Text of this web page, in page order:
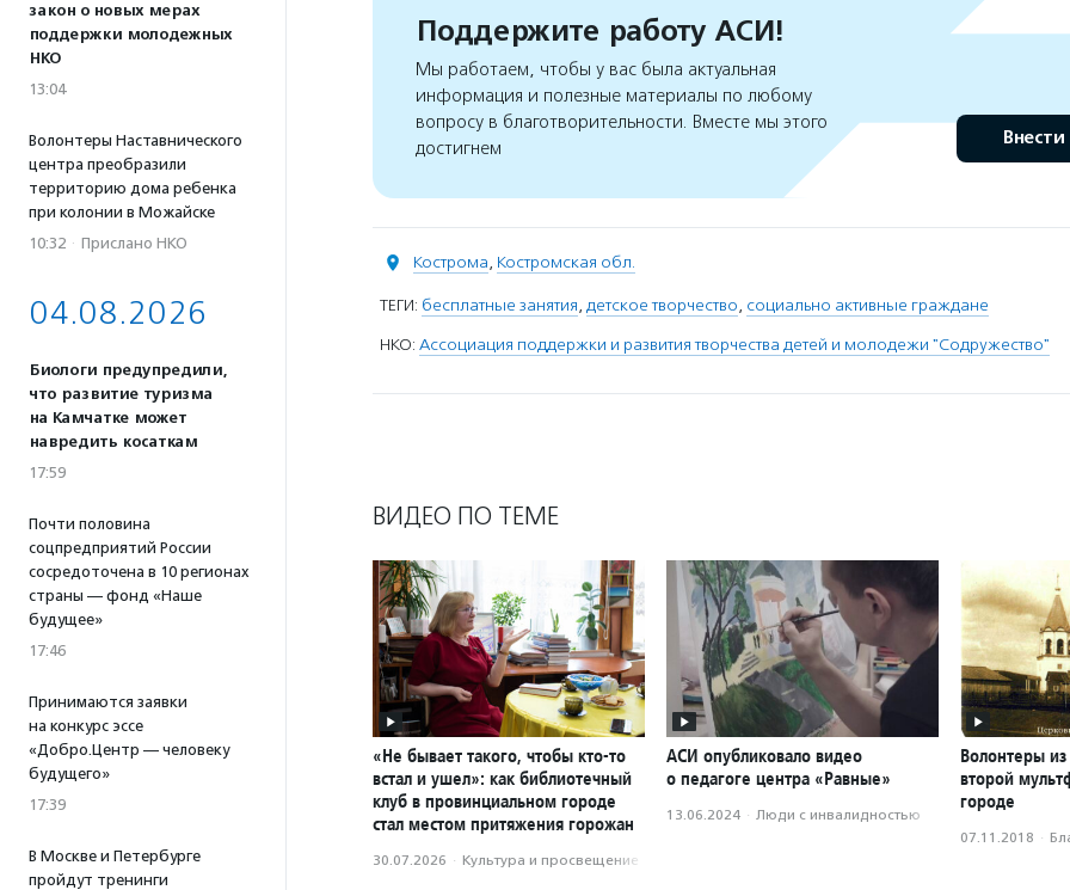
закон о новых мерах
поддержки молодежных
НКО
13:04
Волонтеры Наставнического
центра преобразили
территорию дома ребенка
при колонии в Можайске
10:32 · Прислано НКО
04.08.2026
Биологи предупредили,
что развитие туризма
на Камчатке может
навредить косаткам
17:59
Почти половина
соцпредприятий России
сосредоточена в 10 регионах
страны — фонд «Наше
будущее»
17:46
Принимаются заявки
на конкурс эссе
«Добро.Центр — человеку
будущего»
17:39
В Москве и Петербурге
пройдут тренинги
Поддержите работу АСИ!
Мы работаем, чтобы у вас была актуальная
информация и полезные материалы по любому
вопросу в благотворительности. Вместе мы этого
достигнем
Внести
Кострома, Костромская обл.
ТЕГИ: бесплатные занятия, детское творчество, социально активные граждане
НКО: Ассоциация поддержки и развития творчества детей и молодежи "Содружество"
ВИДЕО ПО ТЕМЕ
«Не бывает такого, чтобы кто-то
встал и ушел»: как библиотечный
клуб в провинциальном городе
стал местом притяжения горожан
30.07.2026 · Культура и просвещение
АСИ опубликовало видео
о педагоге центра «Равные»
13.06.2024 · Люди с инвалидностью
Волонтеры
второй
городе
07.11.2018 ·